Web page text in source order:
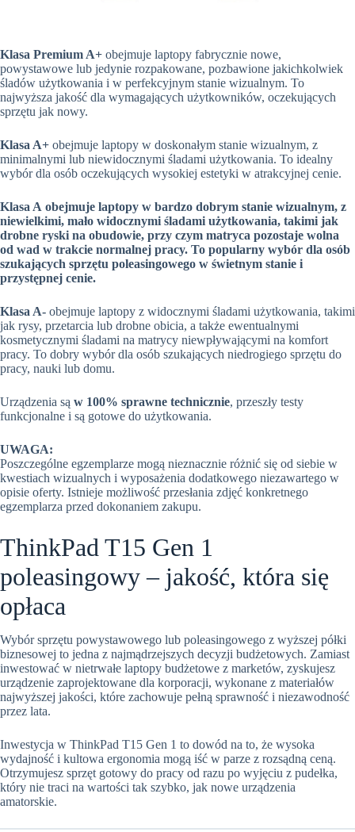
Klasa Premium A+ obejmuje laptopy fabrycznie nowe,
powystawowe lub jedynie rozpakowane, pozbawione jakichkolwiek
śladów użytkowania i w perfekcyjnym stanie wizualnym. To
najwyższa jakość dla wymagających użytkowników, oczekujących
sprzętu jak nowy.
Klasa A+ obejmuje laptopy w doskonałym stanie wizualnym, z
minimalnymi lub niewidocznymi śladami użytkowania. To idealny
wybór dla osób oczekujących wysokiej estetyki w atrakcyjnej cenie.
Klasa A obejmuje laptopy w bardzo dobrym stanie wizualnym, z
niewielkimi, mało widocznymi śladami użytkowania, takimi jak
drobne ryski na obudowie, przy czym matryca pozostaje wolna
od wad w trakcie normalnej pracy. To popularny wybór dla osób
szukających sprzętu poleasingowego w świetnym stanie i
przystępnej cenie.
Klasa A- obejmuje laptopy z widocznymi śladami użytkowania, takimi
jak rysy, przetarcia lub drobne obicia, a także ewentualnymi
kosmetycznymi śladami na matrycy niewpływającymi na komfort
pracy. To dobry wybór dla osób szukających niedrogiego sprzętu do
pracy, nauki lub domu.
Urządzenia są w 100% sprawne technicznie, przeszły testy
funkcjonalne i są gotowe do użytkowania.
UWAGA:
Poszczególne egzemplarze mogą nieznacznie różnić się od siebie w
kwestiach wizualnych i wyposażenia dodatkowego niezawartego w
opisie oferty. Istnieje możliwość przesłania zdjęć konkretnego
egzemplarza przed dokonaniem zakupu.
ThinkPad T15 Gen 1
poleasingowy – jakość, która się
opłaca
Wybór sprzętu powystawowego lub poleasingowego z wyższej półki
biznesowej to jedna z najmądrzejszych decyzji budżetowych. Zamiast
inwestować w nietrwałe laptopy budżetowe z marketów, zyskujesz
urządzenie zaprojektowane dla korporacji, wykonane z materiałów
najwyższej jakości, które zachowuje pełną sprawność i niezawodność
przez lata.
Inwestycja w ThinkPad T15 Gen 1 to dowód na to, że wysoka
wydajność i kultowa ergonomia mogą iść w parze z rozsądną ceną.
Otrzymujesz sprzęt gotowy do pracy od razu po wyjęciu z pudełka,
który nie traci na wartości tak szybko, jak nowe urządzenia
amatorskie.